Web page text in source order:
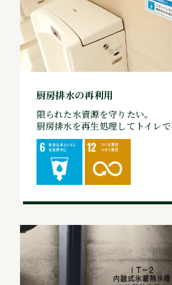
厨房排水の再利用
限られた水資源を守りたい。
厨房排水を再生処理してトイレ